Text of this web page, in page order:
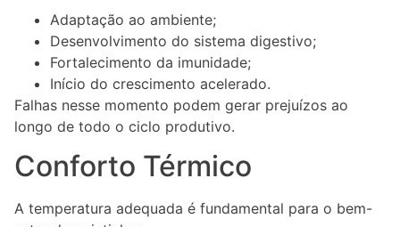
Adaptação ao ambiente;
Desenvolvimento do sistema digestivo;
Fortalecimento da imunidade;
Início do crescimento acelerado.
Falhas nesse momento podem gerar prejuízos ao
longo de todo o ciclo produtivo.
Conforto Térmico
A temperatura adequada é fundamental para o bem-